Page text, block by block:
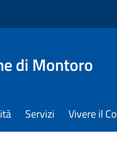
di Montoro
Servizi Vivere il